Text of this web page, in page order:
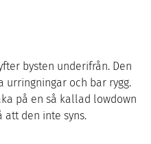
bysten underifrån. Den
urringningar och bar rygg.
på en så kallad lowdown
att den inte syns.